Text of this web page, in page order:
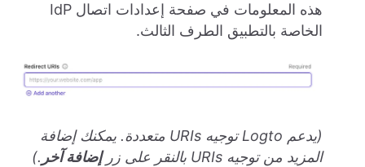
هذه المعلومات في صفحة إعدادات اتصال IdP
الخاصة بالتطبيق الطرف الثالث.
(يدعم Logto توجيه URIs متعددة. يمكنك إضافة
المزيد من توجيه URIs بالنقر على زر
إضافة آخر .)